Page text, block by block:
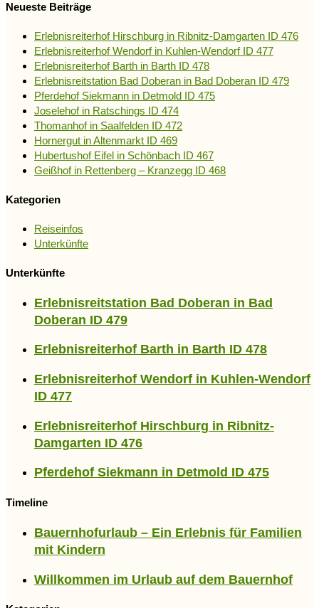
Neueste Beiträge
Erlebnisreiterhof Hirschburg in Ribnitz-Damgarten ID 476
Erlebnisreiterhof Wendorf in Kuhlen-Wendorf ID 477
Erlebnisreiterhof Barth in Barth ID 478
Erlebnisreitstation Bad Doberan in Bad Doberan ID 479
Pferdehof Siekmann in Detmold ID 475
Joselehof in Ratschings ID 474
Thomanhof in Saalfelden ID 472
Hornergut in Altenmarkt ID 469
Hubertushof Eifel in Schönbach ID 467
Geißhof in Rettenberg – Kranzegg ID 468
Kategorien
Reiseinfos
Unterkünfte
Unterkünfte
Erlebnisreitstation Bad Doberan in Bad
Doberan ID 479
Erlebnisreiterhof Barth in Barth ID 478
Erlebnisreiterhof Wendorf in Kuhlen-Wendorf
ID 477
Erlebnisreiterhof Hirschburg in Ribnitz-
Damgarten ID 476
Pferdehof Siekmann in Detmold ID 475
Timeline
Bauernhofurlaub – Ein Erlebnis für Familien
mit Kindern
Willkommen im Urlaub auf dem Bauernhof